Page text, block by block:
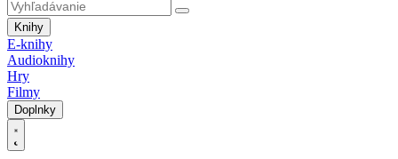
Knihy
E-knihy
Audioknihy
Hry
Filmy
Doplnky